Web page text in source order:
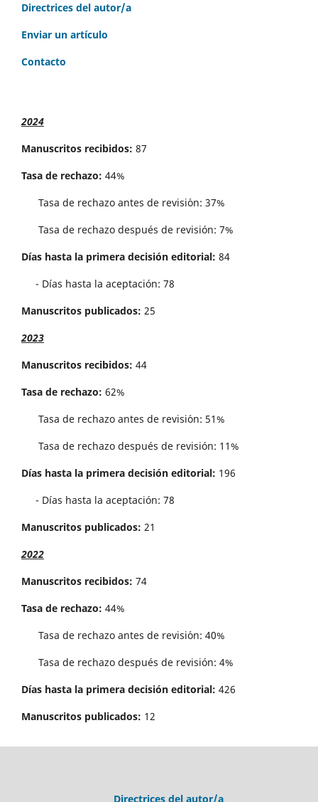
Directrices del autor/a
Enviar un artículo
Contacto
2024
Manuscritos recibidos: 87
Tasa de rechazo: 44%
Tasa de rechazo antes de revisi´on: 37%
Tasa de rechazo después de revisión: 7%
Días hasta la primera decisión editorial: 84
- Días hasta la aceptación: 78
Manuscritos publicados: 25
2023
Manuscritos recibidos: 44
Tasa de rechazo: 62%
Tasa de rechazo antes de revisi´on: 51%
Tasa de rechazo después de revisión: 11%
Días hasta la primera decisión editorial: 196
- Días hasta la aceptación: 78
Manuscritos publicados: 21
2022
Manuscritos recibidos: 74
Tasa de rechazo: 44%
Tasa de rechazo antes de revisi´on: 40%
Tasa de rechazo después de revisión: 4%
Días hasta la primera decisión editorial: 426
Manuscritos publicados: 12
Directrices del autor/a